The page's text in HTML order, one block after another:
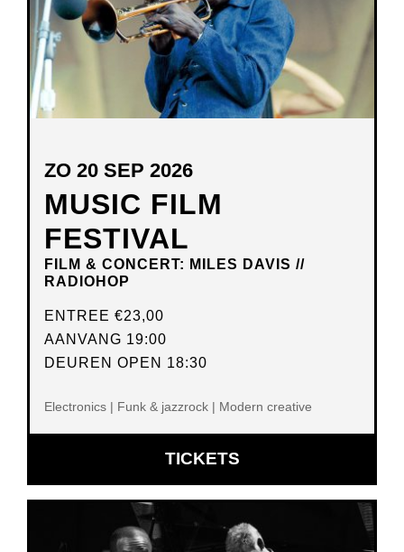
MUSIC FILM
FESTIVAL
FILM & CONCERT: MILES DAVIS //
RADIOHOP
ZO 20 SEP 2026
ENTREE €23,00
AANVANG 19:00
DEUREN OPEN 18:30
Electronics | Funk & jazzrock | Modern creative
TICKETSOPENT
IN
VENSTER